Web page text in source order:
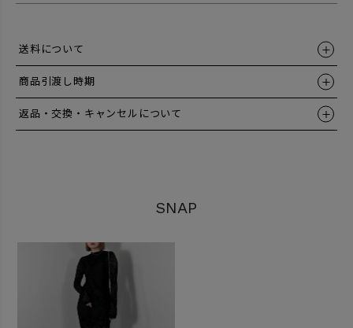
送料について
商品引渡し時期
返品・交換・キャンセルについて
SNAP